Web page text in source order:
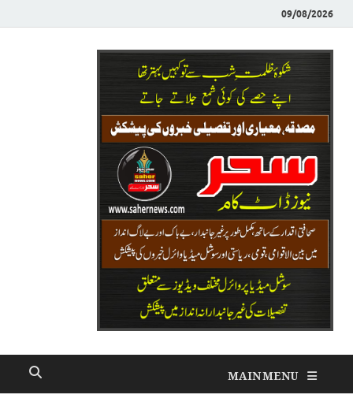
09/08/2026
MAIN MENU